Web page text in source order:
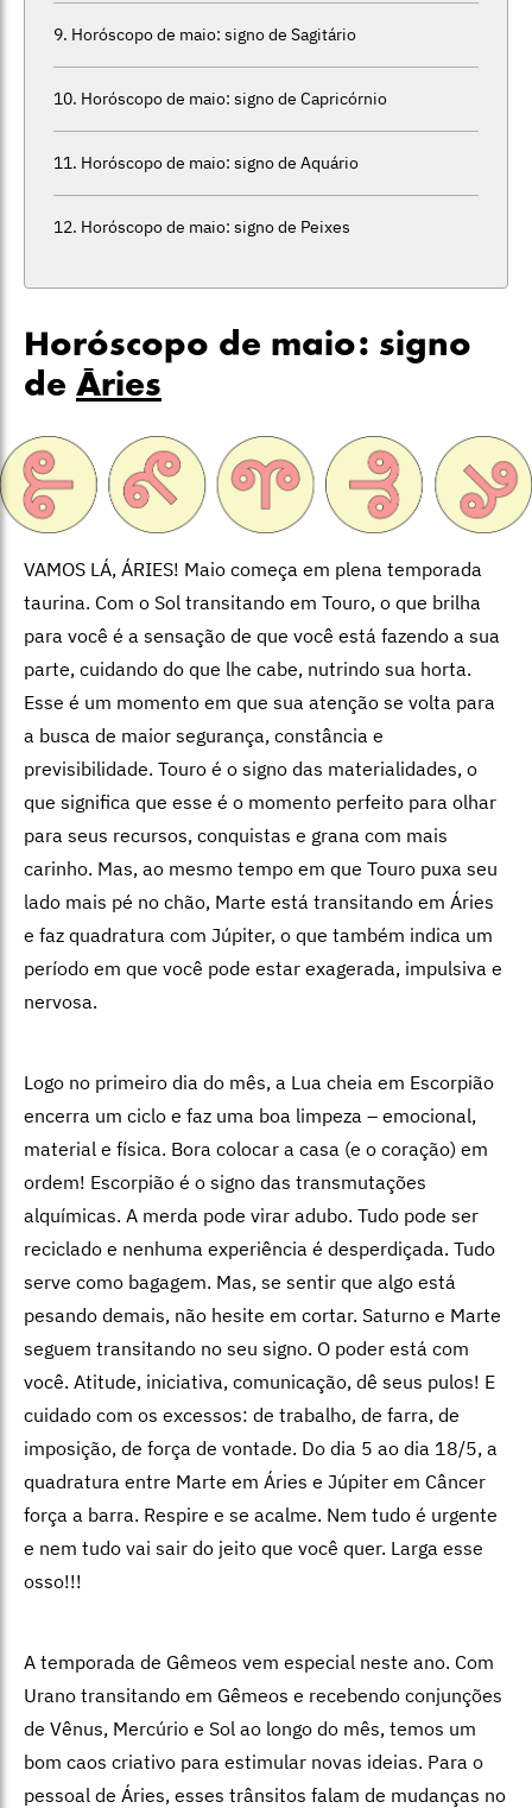
Horóscopo de maio: signo de Sagitário
Horóscopo de maio: signo de Capricórnio
Horóscopo de maio: signo de Aquário
Horóscopo de maio: signo de Peixes
Horóscopo de maio: signo
de Áries
VAMOS LÁ, ÁRIES! Maio começa em plena temporada
taurina. Com o Sol transitando em Touro, o que brilha
para você é a sensação de que você está fazendo a sua
parte, cuidando do que lhe cabe, nutrindo sua horta.
Esse é um momento em que sua atenção se volta para
a busca de maior segurança, constância e
previsibilidade. Touro é o signo das materialidades, o
que significa que esse é o momento perfeito para olhar
para seus recursos, conquistas e grana com mais
carinho. Mas, ao mesmo tempo em que Touro puxa seu
lado mais pé no chão, Marte está transitando em Áries
e faz quadratura com Júpiter, o que também indica um
período em que você pode estar exagerada, impulsiva e
nervosa.
Logo no primeiro dia do mês, a Lua cheia em Escorpião
encerra um ciclo e faz uma boa limpeza – emocional,
material e física. Bora colocar a casa (e o coração) em
ordem! Escorpião é o signo das transmutações
alquímicas. A merda pode virar adubo. Tudo pode ser
reciclado e nenhuma experiência é desperdiçada. Tudo
serve como bagagem. Mas, se sentir que algo está
pesando demais, não hesite em cortar. Saturno e Marte
seguem transitando no seu signo. O poder está com
você. Atitude, iniciativa, comunicação, dê seus pulos! E
cuidado com os excessos: de trabalho, de farra, de
imposição, de força de vontade. Do dia 5 ao dia 18/5, a
quadratura entre Marte em Áries e Júpiter em Câncer
força a barra. Respire e se acalme. Nem tudo é urgente
e nem tudo vai sair do jeito que você quer. Larga esse
osso!!!
A temporada de Gêmeos vem especial neste ano. Com
Urano transitando em Gêmeos e recebendo conjunções
de Vênus, Mercúrio e Sol ao longo do mês, temos um
bom caos criativo para estimular novas ideias. Para o
pessoal de Áries, esses trânsitos falam de mudanças no